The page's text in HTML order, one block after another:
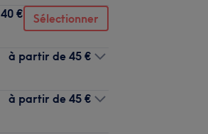
40 € Sélectionner
à partir de 45 €
à partir de 45 €